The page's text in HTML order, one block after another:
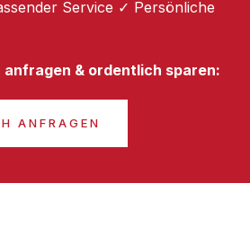
Service ✓ Persönliche
& ordentlich sparen:
ANFRAGEN